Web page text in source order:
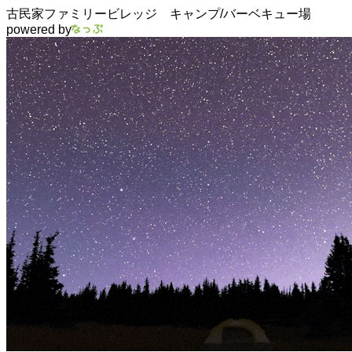
古民家ファミリービレッジ キャンプ/バーベキュー場
powered by